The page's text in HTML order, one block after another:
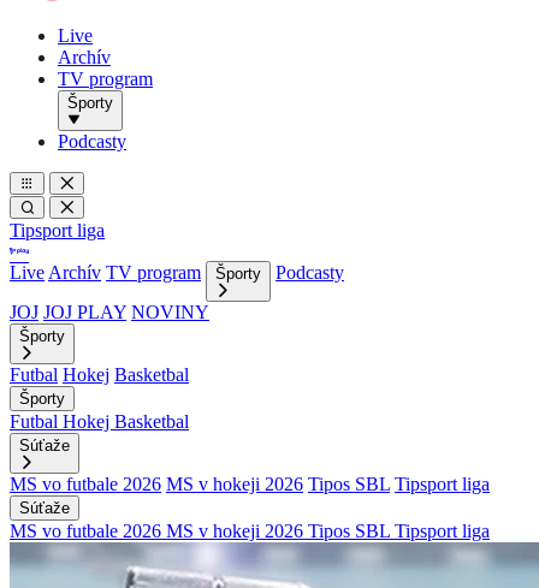
Live
Archív
TV program
Športy
Podcasty
Tipsport liga
Live Archív TV program Športy
Podcasty
JOJ JOJ PLAY NOVINY
Športy
Futbal Hokej Basketbal
Športy
Futbal Hokej Basketbal
Súťaže
MS vo futbale 2026 MS v hokeji 2026 Tipos SBL Tipsport liga
Súťaže
MS vo futbale 2026 MS v hokeji 2026 Tipos SBL Tipsport liga